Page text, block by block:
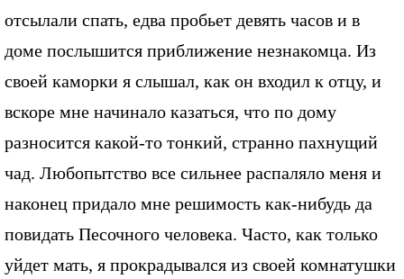
отсылали спать, едва пробьет девять часов и в
доме послышится приближение незнакомца. Из
своей каморки я слышал, как он входил к отцу, и
вскоре мне начинало казаться, что по дому
разносится какой-то тонкий, странно пахнущий
чад. Любопытство все сильнее распаляло меня и
наконец придало мне решимость как-нибудь да
повидать Песочного человека. Часто, как только
уйдет мать, я прокрадывался из своей комнатушки